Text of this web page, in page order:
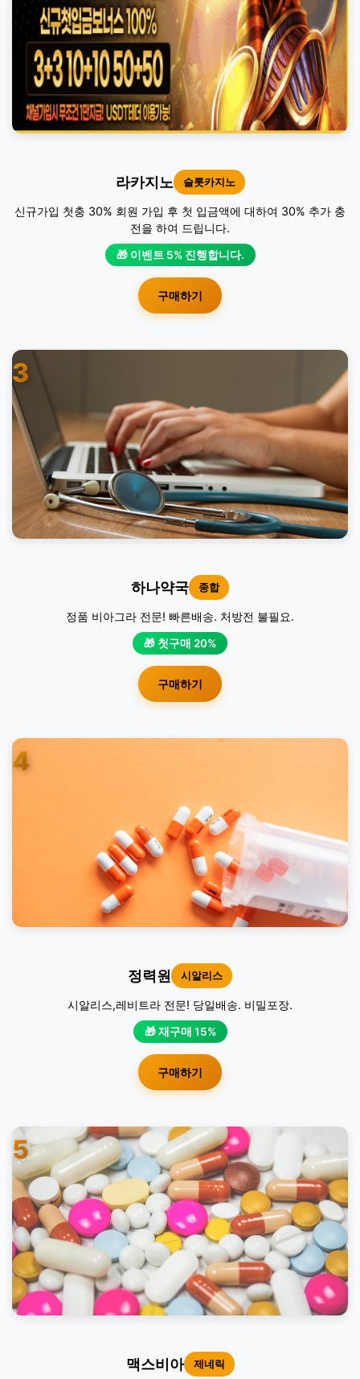
라카지노 슬롯카지노
신규가입 첫충 30% 회원 가입 후 첫 입금액에 대하여 30% 추가 충
전을 하여 드립니다.
🎁 이벤트 5% 진행합니다.
구매하기
3
하나약국 종합
정품 비아그라 전문! 빠른배송. 처방전 불필요.
🎁 첫구매 20%
구매하기
4
정력원 시알리스
시알리스,레비트라 전문! 당일배송. 비밀포장.
🎁 재구매 15%
구매하기
5
맥스비아 제네릭